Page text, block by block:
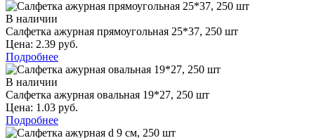
В наличии
Салфетка ажурная прямоугольная 25*37, 250 шт
Цена: 2.39 руб.
Подробнее
В наличии
Салфетка ажурная овальная 19*27, 250 шт
Цена: 1.03 руб.
Подробнее